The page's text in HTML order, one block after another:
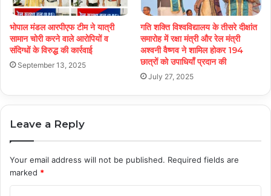
भोपाल मंडल आरपीएफ टीम ने यात्री
सामान चोरी करने वाले आरोपियों व
संदिग्धों के विरुद्ध की कार्रवाई
September 13, 2025
गति शक्ति विश्वविद्यालय के तीसरे दीक्षांत
समारोह में रक्षा मंत्री और रेल मंत्री
अश्वनी वैष्णव ने शामिल होकर 194
छात्रों को उपाधियाँ प्रदान की
July 27, 2025
Leave a Reply
Your email address will not be published. Required fields are
marked *